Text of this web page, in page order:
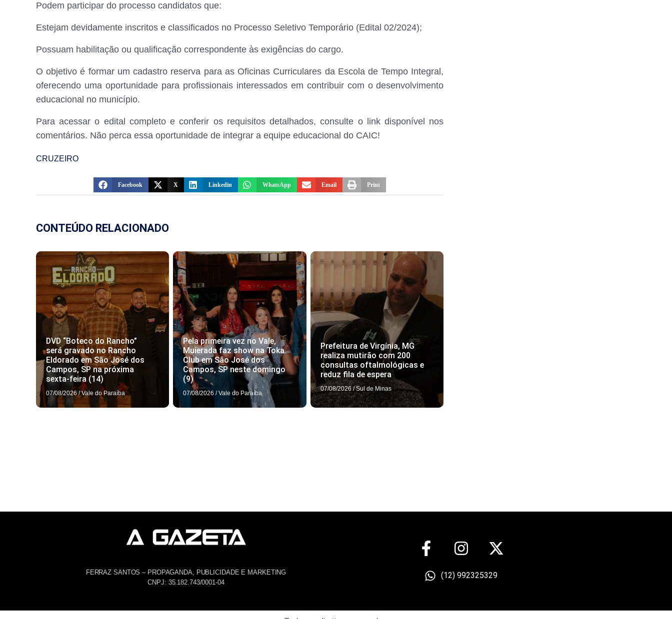
Podem participar do processo candidatos que:
Estejam devidamente inscritos e classificados no Processo Seletivo Temporário (Edital 02/2024);
Possuam habilitação ou qualificação correspondente às exigências do cargo.
O objetivo é formar um cadastro reserva para as Oficinas Curriculares da Escola de Tempo Integral,
oferecendo uma oportunidade para profissionais interessados em contribuir com o desenvolvimento
educacional no município.
Para acessar o edital completo e conferir os requisitos detalhados, consulte o link disponível nos
comentários. Não perca essa oportunidade de integrar a equipe educacional do CAIC!
CRUZEIRO
Facebook X Linkedin WhatsApp Email Print
CONTEÚDO RELACIONADO
DVD “Boteco do Rancho”
será gravado no Rancho
Eldorado em São José dos
Campos, SP na próxima
sexta-feira (14)
07/08/2026 / Vale do Paraíba
Pela primeira vez no Vale,
Muierada faz show na Toka
Club em São José dos
Campos, SP neste domingo
(9)
07/08/2026 / Vale do Paraíba
Prefeitura de Virgínia, MG
realiza mutirão com 200
consultas oftalmológicas e
reduz fila de espera
07/08/2026 / Sul de Minas
FERRAZ SANTOS – PROPAGANDA, PUBLICIDADE E MARKETING
CNPJ: 35.182.743/0001-04
(12) 992325329